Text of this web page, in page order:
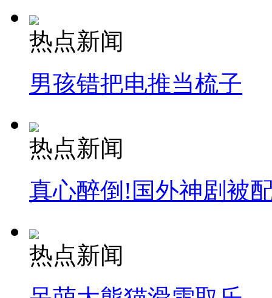
热点新闻
男孩错把电推当梳子
热点新闻
真心醉倒!国外神剧被
热点新闻